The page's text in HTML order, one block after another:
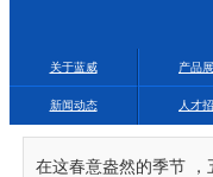
关于蓝威 产品
新闻动态 人才
在这春意盎然的季节 ，